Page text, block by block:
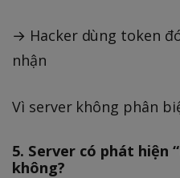
→ Hacker dùng token
nhận
Vì server không phân
5. Server có phát hiện
không?